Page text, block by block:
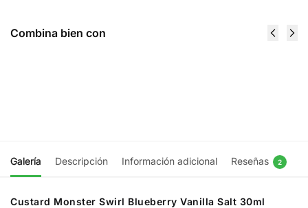
Combina bien con
Galería Descripción Información adicional Reseñas 2
Custard Monster Swirl Blueberry Vanilla Salt 30ml